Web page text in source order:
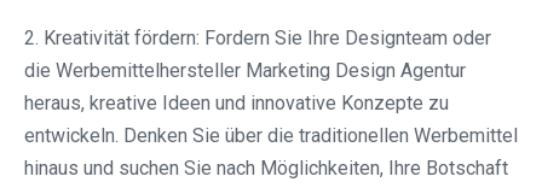
2. Kreativität fördern: Fordern Sie Ihre Designteam oder
die Werbemittelhersteller Marketing Design Agentur
heraus, kreative Ideen und innovative Konzepte zu
entwickeln. Denken Sie über die traditionellen Werbemittel
hinaus und suchen Sie nach Möglichkeiten, Ihre Botschaft